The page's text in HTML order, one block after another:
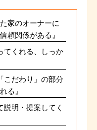
家のオーナーに
頼関係がある』
てくれる、しっか
こだわり」の部分
る』
説明・提案してく